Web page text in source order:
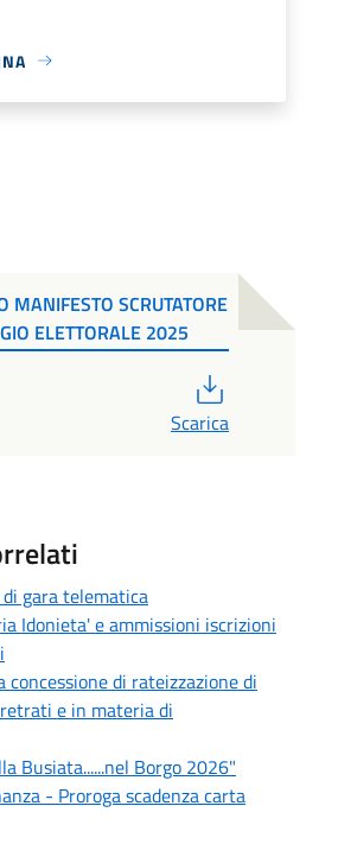
MANIFESTO SCRUTATORE
ELETTORALE 2025
Scarica
gara telematica
Idonieta' e ammissioni iscrizioni
concessione di rateizzazione di
e in materia di
Busiata......nel Borgo 2026"
- Proroga scadenza carta